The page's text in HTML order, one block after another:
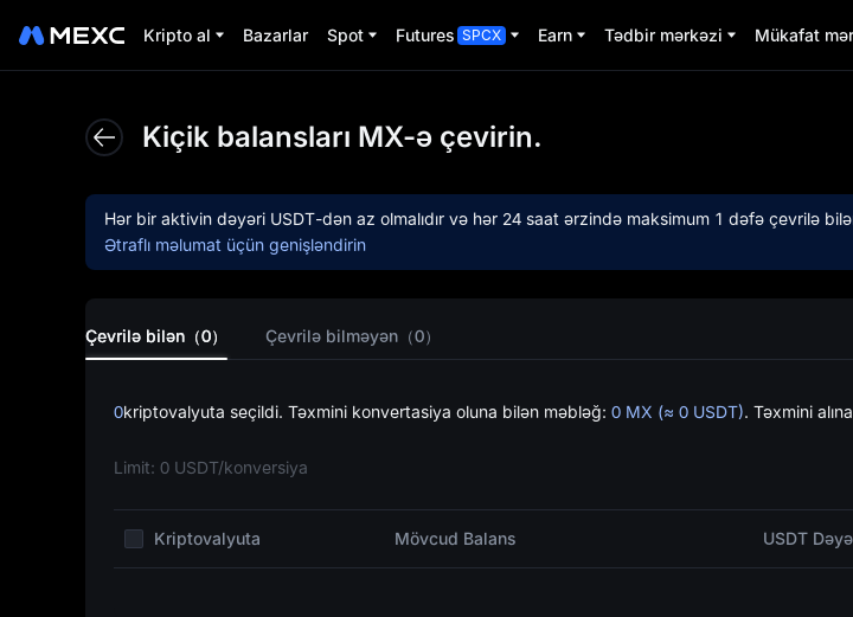
Kripto al Bazarlar Spot Futures SPCX Earn Tədbir mərkəzi Mükafat
Bu
24
Kiçik balansları MX-ə çevirin.
Hər bir aktivin dəyəri USDT-dən az olmalıdır və hər 24 saat ərzində maksimum 1 dəfə çevrilə
Ətraflı məlumat üçün genişləndirin
Çevrilə bilən（0） Çevrilə bilməyən（0）
0kriptovalyuta seçildi. Təxmini konvertasiya oluna bilən məbləğ: 0 MX (≈ 0 USDT). Təxmini
Limit: 0 USDT/konversiya
Kriptovalyuta Mövcud Balans USDT